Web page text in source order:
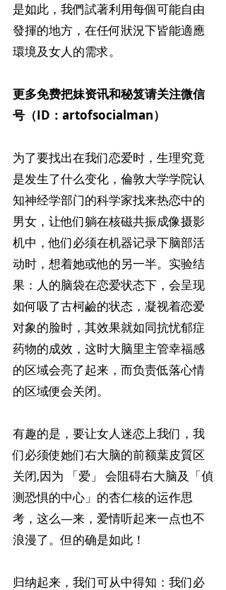
是如此，我們試著利用每個可能自由
發揮的地方，在任何狀況下皆能適應
環境及女人的需求。
更多免费把妹资讯和秘笈请关注微信
号（ID：artofsocialman）
为了要找出在我们恋爱时，生理究竟
是发生了什么变化，倫敦大学学院认
知神经学部门的科学家找来热恋中的
男女，让他们躺在核磁共振成像摄影
机中，他们必须在机器记录下脑部活
动时，想着她或他的另一半。实验结
果：人的脑袋在恋爱状态下，会呈现
如何吸了古柯鹼的状态，凝视着恋爱
对象的脸时，其效果就如同抗忧郁症
药物的成效，这时大脑里主管幸福感
的区域会亮了起来，而负责低落心情
的区域便会关闭。
有趣的是，要让女人迷恋上我们，我
们必须使她们右大脑的前额葉皮質区
关闭,因为 「爱」 会阻碍右大脑及「偵
测恐惧的中心」的杏仁核的运作思
考，这么—来，爱情听起来一点也不
浪漫了。但的确是如此！
归纳起来，我们可从中得知：我们必